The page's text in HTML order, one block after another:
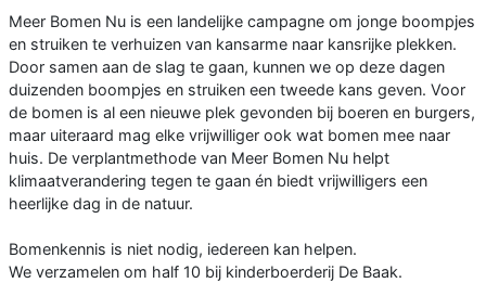
Meer Bomen Nu is een landelijke campagne om jonge boompjes
en struiken te verhuizen van kansarme naar kansrijke plekken.
Door samen aan de slag te gaan, kunnen we op deze dagen
duizenden boompjes en struiken een tweede kans geven. Voor
de bomen is al een nieuwe plek gevonden bij boeren en burgers,
maar uiteraard mag elke vrijwilliger ook wat bomen mee naar
huis. De verplantmethode van Meer Bomen Nu helpt
klimaatverandering tegen te gaan én biedt vrijwilligers een
heerlijke dag in de natuur.
Bomenkennis is niet nodig, iedereen kan helpen.
We verzamelen om half 10 bij kinderboerderij De Baak.